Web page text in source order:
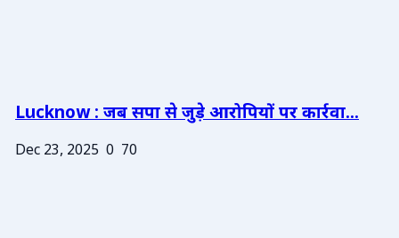
Lucknow : जब सपा से जुड़े आरोपियों पर कार्रवा...
Dec 23, 2025 0 70